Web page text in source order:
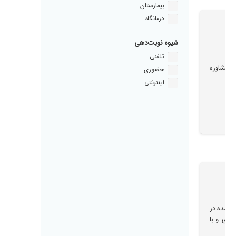
در
و با
بیمارستان
درمانگاه
شیوه نوبت‌دهی
تلفنی
حضوری
اینترنتی